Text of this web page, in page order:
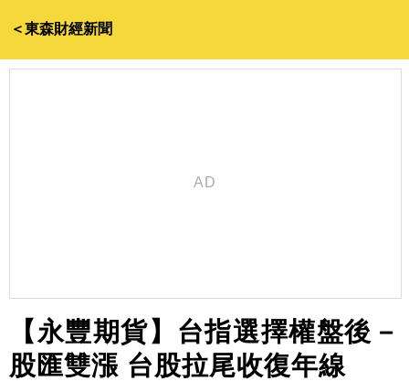
＜東森財經新聞
【永豐期貨】台指選擇權盤後－
股匯雙漲 台股拉尾收復年線